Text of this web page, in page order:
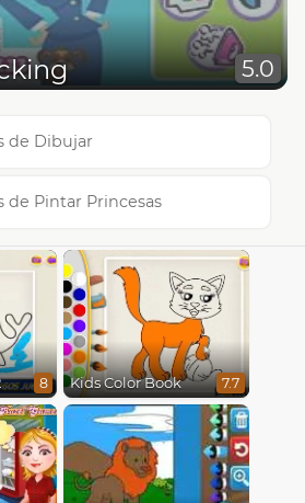
5.0
de Dibujar
de Pintar Princesas
8 Kids Color Book 7.7